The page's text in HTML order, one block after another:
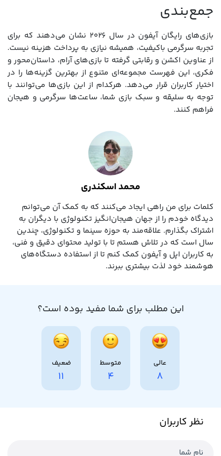
جمع‌‎بندی
بازی‌های رایگان آیفون در سال ۲۰۲۶ نشان می‌دهند که برای
تجربه سرگرمی باکیفیت، همیشه نیازی به پرداخت هزینه نیست.
از عناوین اکشن و رقابتی گرفته تا بازی‌های آرام، داستان‌محور و
فکری، این فهرست مجموعه‌ای متنوع از بهترین گزینه‌ها را در
اختیار کاربران قرار می‌دهد. هرکدام از این بازی‌ها می‌توانند با
توجه به سلیقه و سبک بازی شما، ساعت‌ها سرگرمی و هیجان
فراهم کنند.
محمد اسکندری
کلمات برای من راهی ایجاد می‌کنند که به کمک آن می‌توانم
دیدگاه خودم را از جهان هیجان‌انگیز تکنولوژی با دیگران به
اشتراک بگذارم. علاقه‌مند به حوزه سینما و تکنولوژی، چندین
سال است که در تلاش هستم تا با تولید محتوای دقیق و فنی،
به کاربران اپل و آیفون کمک کنم تا از استفاده دستگاه‌های
هوشمند خود لذت بیشتری ببرند.
این مطلب برای شما مفید بوده است؟
عالی
8
متوسط
4
ضعیف
11
نظر کاربران